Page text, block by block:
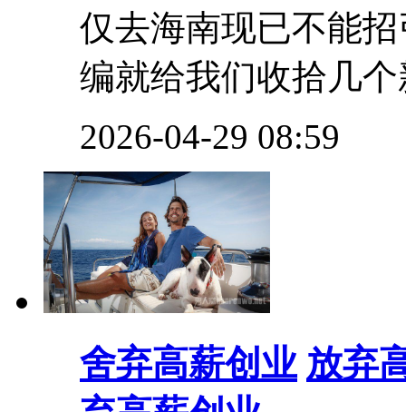
仅去海南现已不能
编就给我们收拾几
2026-04-29 08:59
舍弃高薪创业 放弃